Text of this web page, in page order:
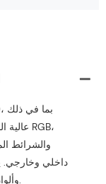
والشرائط
داخلي وخارجي.